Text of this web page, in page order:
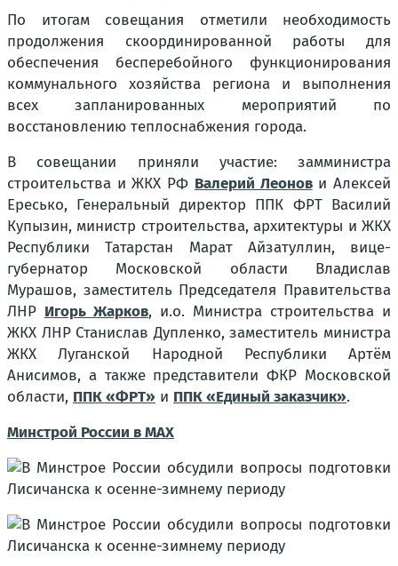
По итогам совещания отметили необходимость
продолжения скоординированной работы для
обеспечения бесперебойного функционирования
коммунального хозяйства региона и выполнения
всех запланированных мероприятий по
восстановлению теплоснабжения города.
В совещании приняли участие: замминистра
строительства и ЖКХ РФ Валерий Леонови Алексей
Ересько, Генеральный директор ППК ФРТ Василий
Купызин, министр строительства, архитектуры и ЖКХ
Республики Татарстан Марат Айзатуллин, вице-
губернатор Московской области Владислав
Мурашов, заместитель Председателя Правительства
ЛНР Игорь Жарков, и.о. Министра строительства и
ЖКХ ЛНР Станислав Дупленко, заместитель министра
ЖКХ Луганской Народной Республики Артём
Анисимов, а также представители ФКР Московской
области, ППК «ФРТ» и ППК «Единый заказчик».
Минстрой России в MAX